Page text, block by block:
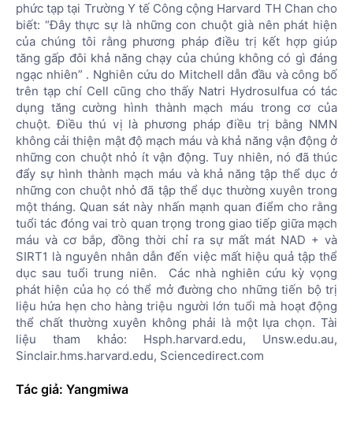
phức tạp tại Trường Y tế Công cộng Harvard TH Chan cho
biết: “Đây thực sự là những con chuột già nên phát hiện
của chúng tôi rằng phương pháp điều trị kết hợp giúp
tăng gấp đôi khả năng chạy của chúng không có gì đáng
ngạc nhiên” . Nghiên cứu do Mitchell dẫn đầu và công bố
trên tạp chí Cell cũng cho thấy Natri Hydrosulfua có tác
dụng tăng cường hình thành mạch máu trong cơ của
chuột. Điều thú vị là phương pháp điều trị bằng NMN
không cải thiện mật độ mạch máu và khả năng vận động ở
những con chuột nhỏ ít vận động. Tuy nhiên, nó đã thúc
đẩy sự hình thành mạch máu và khả năng tập thể dục ở
những con chuột nhỏ đã tập thể dục thường xuyên trong
một tháng. Quan sát này nhấn mạnh quan điểm cho rằng
tuổi tác đóng vai trò quan trọng trong giao tiếp giữa mạch
máu và cơ bắp, đồng thời chỉ ra sự mất mát NAD + và
SIRT1 là nguyên nhân dẫn đến việc mất hiệu quả tập thể
dục sau tuổi trung niên. Các nhà nghiên cứu kỳ vọng
phát hiện của họ có thể mở đường cho những tiến bộ trị
liệu hứa hẹn cho hàng triệu người lớn tuổi mà hoạt động
thể chất thường xuyên không phải là một lựa chọn. Tài
liệu tham khảo: Hsph.harvard.edu, Unsw.edu.au,
Sinclair.hms.harvard.edu, Sciencedirect.com
Tác giả: Yangmiwa